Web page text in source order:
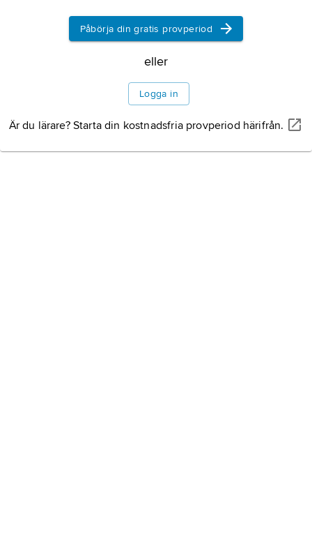
En modern industristat
Efter finanskrisen 2008
Påbörja din gratis provperiod
eller
Logga in
Är du lärare? Starta din kostnadsfria provperiod härifrån.